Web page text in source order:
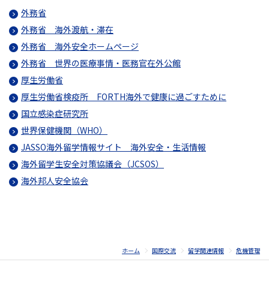
外務省
外務省 海外渡航・滞在
外務省 海外安全ホームページ
外務省 世界の医療事情・医務官在外公館
厚生労働省
厚生労働省検疫所 FORTH海外で健康に過ごすために
国立感染症研究所
世界保健機関（WHO）
JASSO海外留学情報サイト 海外安全・生活情報
海外留学生安全対策協議会（JCSOS）
海外邦人安全協会
ホーム 国際交流 留学関連情報 危機管理